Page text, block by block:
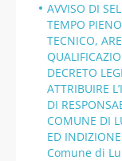
AVVISO DI
TEMPO
TECNICO,
DECRETO
ATTRIBUIRE
DI
COMUNE DI
ED
Comune di